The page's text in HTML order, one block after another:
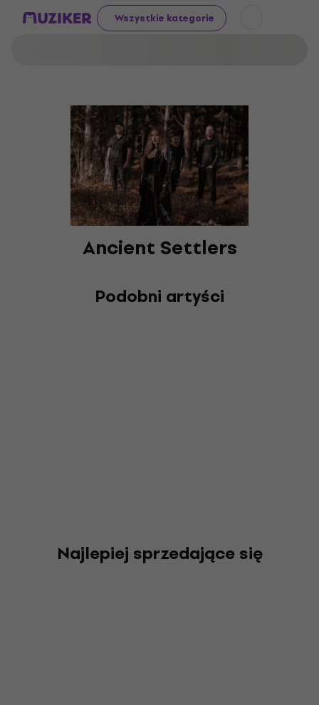
Wszystkie kategorie
Ancient Settlers
Podobni artyści
Najlepiej sprzedające się